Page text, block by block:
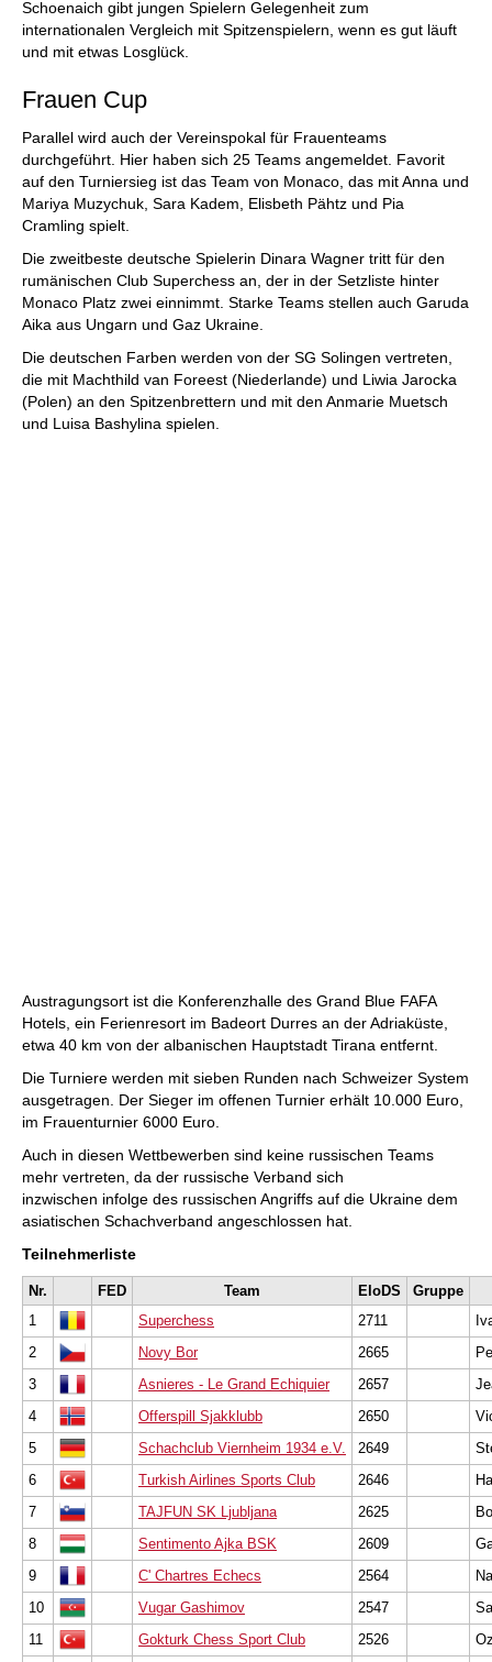
Schoenaich gibt jungen Spielern Gelegenheit zum
internationalen Vergleich mit Spitzenspielern, wenn es gut läuft
und mit etwas Losglück.
Frauen Cup
Parallel wird auch der Vereinspokal für Frauenteams
durchgeführt. Hier haben sich 25 Teams angemeldet. Favorit
auf den Turniersieg ist das Team von Monaco, das mit Anna und
Mariya Muzychuk, Sara Kadem, Elisbeth Pähtz und Pia
Cramling spielt.
Die zweitbeste deutsche Spielerin Dinara Wagner tritt für den
rumänischen Club Superchess an, der in der Setzliste hinter
Monaco Platz zwei einnimmt. Starke Teams stellen auch Garuda
Aika aus Ungarn und Gaz Ukraine.
Die deutschen Farben werden von der SG Solingen vertreten,
die mit Machthild van Foreest (Niederlande) und Liwia Jarocka
(Polen) an den Spitzenbrettern und mit den Anmarie Muetsch
und Luisa Bashylina spielen.
Austragungsort ist die Konferenzhalle des Grand Blue FAFA
Hotels, ein Ferienresort im Badeort Durres an der Adriaküste,
etwa 40 km von der albanischen Hauptstadt Tirana entfernt.
Die Turniere werden mit sieben Runden nach Schweizer System
ausgetragen. Der Sieger im offenen Turnier erhält 10.000 Euro,
im Frauenturnier 6000 Euro.
Auch in diesen Wettbewerben sind keine russischen Teams
mehr vertreten, da der russische Verband sich
inzwischen infolge des russischen Angriffs auf die Ukraine dem
asiatischen Schachverband angeschlossen hat.
Teilnehmerliste
Nr. FED Team EloDS
Gruppe
1
Superchess 2711
2
Novy Bor 2665
3
Asnieres - Le Grand Echiquier 2657
4
Offerspill Sjakklubb 2650
5
Schachclub Viernheim 1934 e.V. 2649
6
Turkish Airlines Sports Club 2646
7
TAJFUN SK Ljubljana 2625
8
Sentimento Ajka BSK 2609
9
C' Chartres Echecs 2564
10
Vugar Gashimov 2547
11
Gokturk Chess Sport Club 2526